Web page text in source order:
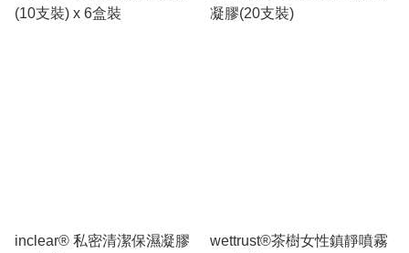
(10支裝) x 6盒裝
凝膠(20支裝)
inclear®️ 私密清潔保濕凝膠
wettrust®️茶樹女性鎮靜噴霧